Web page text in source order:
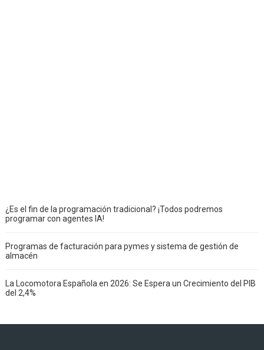
¿Es el fin de la programación tradicional? ¡Todos podremos
programar con agentes IA!
Programas de facturación para pymes y sistema de gestión de
almacén
La Locomotora Española en 2026: Se Espera un Crecimiento del PIB
del 2,4%